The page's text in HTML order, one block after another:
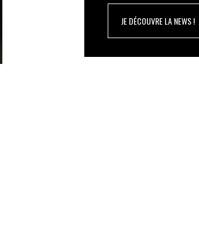
JE DÉCOUVRE LA NEWS !